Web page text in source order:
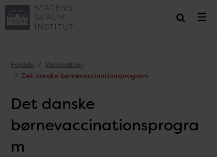
Forside
Vaccination
Det danske børnevaccinationsprogram
Det danske
børnevaccinationsprogra
m